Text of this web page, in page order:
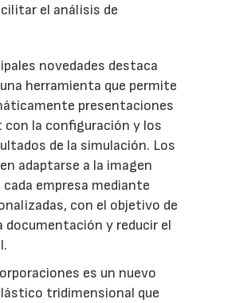
el análisis de
novedades destaca
herramienta que permite
presentaciones
con la configuración y los
de la simulación. Los
adaptarse a la imagen
empresa mediante
con el objetivo de
documentación y reducir el
es un nuevo
tridimensional que